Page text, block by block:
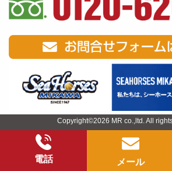
Copyright©2026 MR co.,ltd. All
電話 メール